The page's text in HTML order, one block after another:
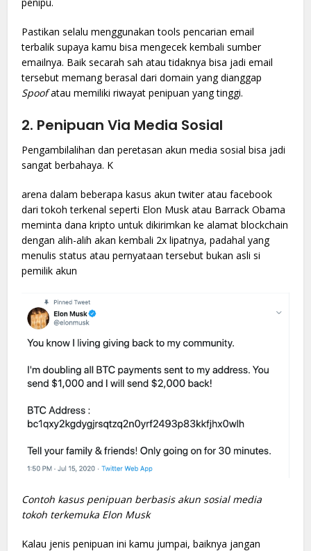
Pastikan selalu menggunakan tools pencarian email
terbalik supaya kamu bisa mengecek kembali sumber
emailnya. Baik secarah sah atau tidaknya bisa jadi email
tersebut memang berasal dari domain yang dianggap
Spoofatau memiliki riwayat penipuan yang tinggi.
2. Penipuan Via Media Sosial
Pengambilalihan dan peretasan akun media sosial bisa jadi
sangat berbahaya. K
arena dalam beberapa kasus akun twiter atau facebook
dari tokoh terkenal seperti Elon Musk atau Barrack Obama
meminta dana kripto untuk dikirimkan ke alamat blockchain
dengan alih-alih akan kembali 2x lipatnya, padahal yang
menulis status atau pernyataan tersebut bukan asli si
pemilik akun
Contoh kasus penipuan berbasis akun sosial media
tokoh terkemuka Elon Musk
Kalau jenis penipuan ini kamu jumpai, baiknya jangan